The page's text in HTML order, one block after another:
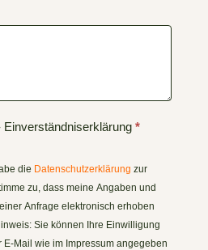
*
die Datenschutzerklärung zur
zu, dass meine Angaben und
Anfrage elektronisch erhoben
Sie können Ihre Einwilligung
E-Mail wie im Impressum angegeben